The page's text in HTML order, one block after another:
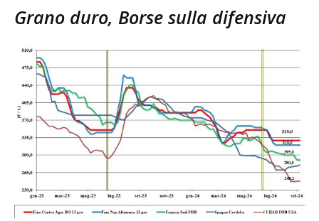
Grano duro, Borse sulla difensiva